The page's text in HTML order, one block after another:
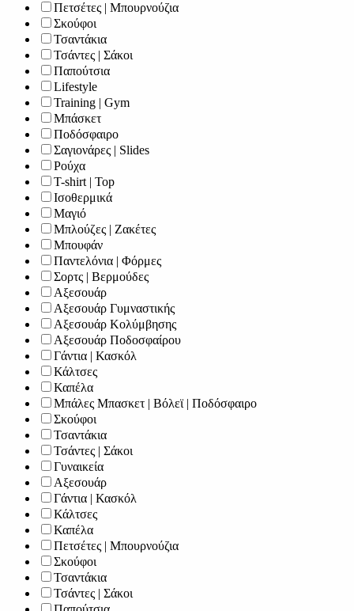
Πετσέτες | Μπουρνούζια
Σκούφοι
Τσαντάκια
Τσάντες | Σάκοι
Παπούτσια
Lifestyle
Training | Gym
Μπάσκετ
Ποδόσφαιρο
Σαγιονάρες | Slides
Ρούχα
T-shirt | Top
Ισοθερμικά
Μαγιό
Μπλούζες | Ζακέτες
Μπουφάν
Παντελόνια | Φόρμες
Σορτς | Βερμούδες
Αξεσουάρ
Αξεσουάρ Γυμναστικής
Αξεσουάρ Κολύμβησης
Αξεσουάρ Ποδοσφαίρου
Γάντια | Κασκόλ
Κάλτσες
Καπέλα
Μπάλες Μπασκετ | Βόλεϊ | Ποδόσφαιρο
Σκούφοι
Τσαντάκια
Τσάντες | Σάκοι
Γυναικεία
Αξεσουάρ
Γάντια | Κασκόλ
Κάλτσες
Καπέλα
Πετσέτες | Μπουρνούζια
Σκούφοι
Τσαντάκια
Τσάντες | Σάκοι